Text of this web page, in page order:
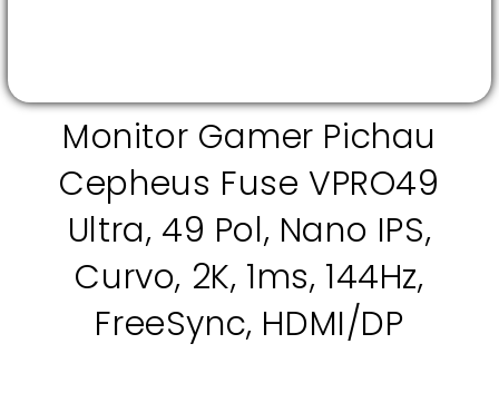
Monitor Gamer Pichau
Cepheus Fuse VPRO49
Ultra, 49 Pol, Nano IPS,
Curvo, 2K, 1ms, 144Hz,
FreeSync, HDMI/DP